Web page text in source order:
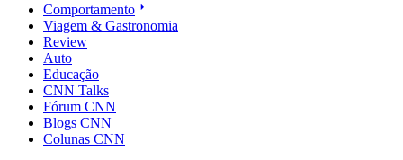
Comportamento
Viagem & Gastronomia
Review
Auto
Educação
CNN Talks
Fórum CNN
Blogs CNN
Colunas CNN